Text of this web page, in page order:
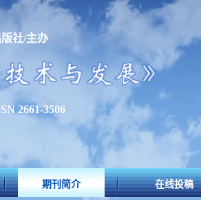
社/主办
2661-3506
期刊简介 在线投稿